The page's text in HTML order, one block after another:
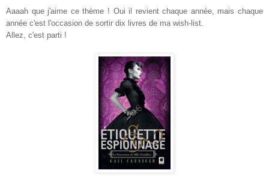
Aaaah que j'aime ce thème ! Oui il revient chaque année, mais chaque
année c'est l'occasion de sortir dix livres de ma wish-list.
Allez, c'est parti !